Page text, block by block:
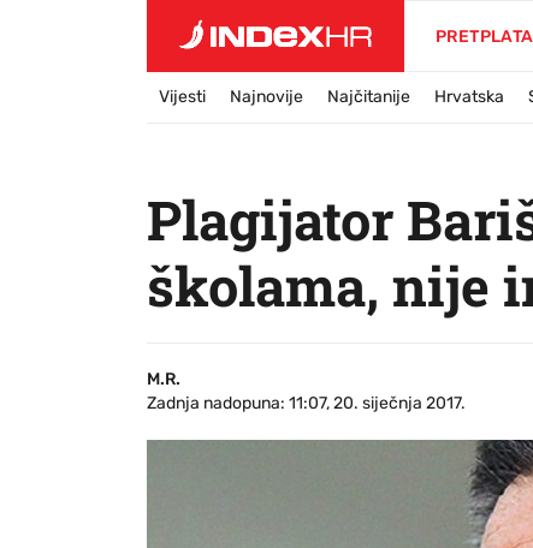
PRETPLATA
Vijesti Najnovije Najčitanije Hrvatska
Plagijator
školama, nije
M.R.
Zadnja nadopuna: 11:07, 20. siječnja 2017.